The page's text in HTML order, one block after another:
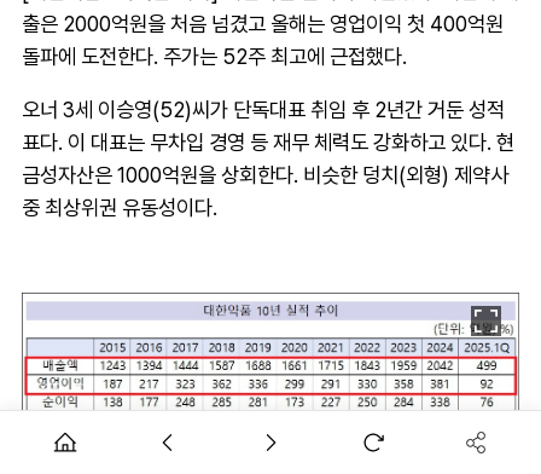
출은 2000억원을 처음 넘겼고 올해는 영업이익 첫 400억원
돌파에 도전한다. 주가는 52주 최고에 근접했다.
오너 3세 이승영(52)씨가 단독대표 취임 후 2년간 거둔 성적
표다. 이 대표는 무차입 경영 등 재무 체력도 강화하고 있다. 현
금성자산은 1000억원을 상회한다. 비슷한 덩치(외형) 제약사
중 최상위권 유동성이다.